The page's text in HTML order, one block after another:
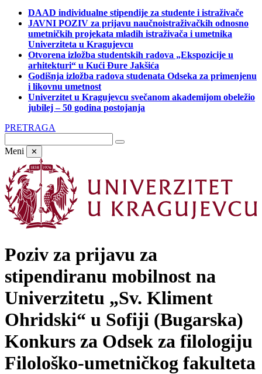
DAAD individualne stipendije za studente i istraživače
JAVNI POZIV za prijavu naučnoistraživačkih odnosno
umetničkih projekata mladih istraživača i umetnika
Univerziteta u Kragujevcu
Otvorena izložba studentskih radova „Ekspozicije u
arhitekturi“ u Kući Đure Jakšića
Godišnja izložba radova studenata Odseka za primenjenu
i likovnu umetnost
Univerzitet u Kragujevcu svečanom akademijom obeležio
jubilej – 50 godina postojanja
PRETRAGA
Meni ✕
Poziv za prijavu za
stipendiranu mobilnost na
Univerzitetu „Sv. Kliment
Ohridski“ u Sofiji (Bugarska)
Konkurs za Odsek za filologiju
Filološko-umetničkog fakulteta